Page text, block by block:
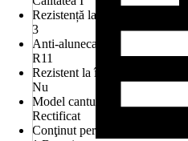
Rezistență la uzură/Trafic intens
3
Anti-alunecare
R11
Rezistent la îngheţ
Nu
Model canturi
Rectificat
Conţinut per pachet